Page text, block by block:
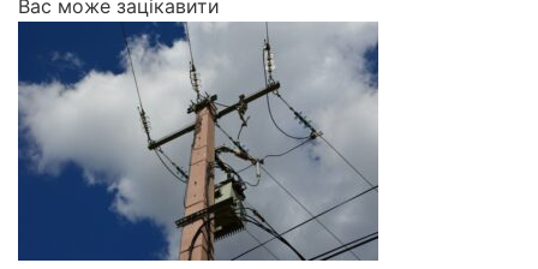
Вас може зацікавити